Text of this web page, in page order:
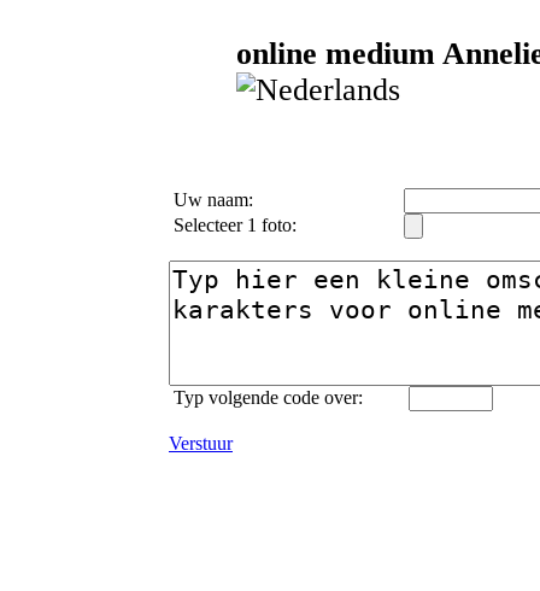
online medium
Uw naam:
Selecteer 1 foto:
Typ volgende code over:
Verstuur